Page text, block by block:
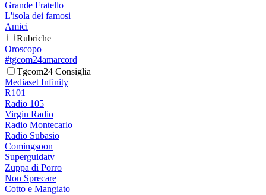
Grande Fratello
L'isola dei famosi
Amici
Rubriche
Oroscopo
#tgcom24amarcord
Tgcom24 Consiglia
Mediaset Infinity
R101
Radio 105
Virgin Radio
Radio Montecarlo
Radio Subasio
Comingsoon
Superguidatv
Zuppa di Porro
Non Sprecare
Cotto e Mangiato